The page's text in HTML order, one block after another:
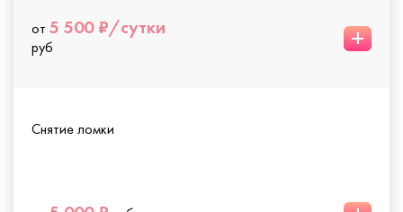
от 5 500 ₽/сутки
руб +
Снятие ломки